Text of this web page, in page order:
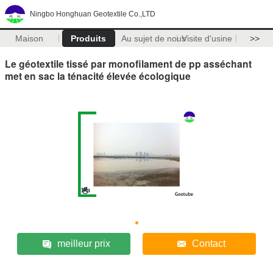
Ningbo Honghuan Geotextile Co.,LTD
Maison Produits Au sujet de nousVisite d'usine >>
Le géotextile tissé par monofilament de pp asséchant
met en sac la ténacité élevée écologique
meilleur prix Contact